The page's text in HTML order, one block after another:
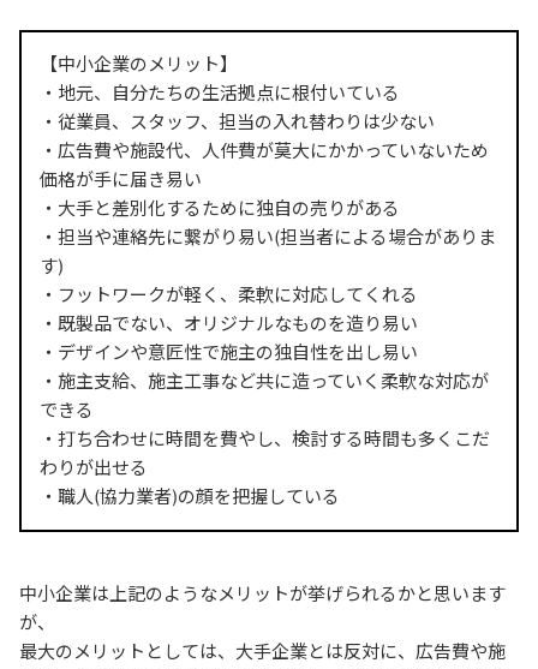
【中小企業のメリット】
・地元、自分たちの生活拠点に根付いている
・従業員、スタッフ、担当の入れ替わりは少ない
・広告費や施設代、人件費が莫大にかかっていないため
価格が手に届き易い
・大手と差別化するために独自の売りがある
・担当や連絡先に繋がり易い(担当者による場合がありま
す)
・フットワークが軽く、柔軟に対応してくれる
・既製品でない、オリジナルなものを造り易い
・デザインや意匠性で施主の独自性を出し易い
・施主支給、施主工事など共に造っていく柔軟な対応が
できる
・打ち合わせに時間を費やし、検討する時間も多くこだ
わりが出せる
・職人(協力業者)の顔を把握している
中小企業は上記のようなメリットが挙げられるかと思います
が、
最大のメリットとしては、大手企業とは反対に、広告費や施